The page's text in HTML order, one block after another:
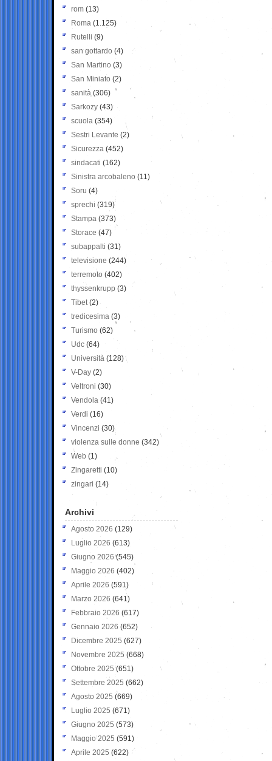
rom (13)
Roma (1.125)
Rutelli (9)
san gottardo (4)
San Martino (3)
San Miniato (2)
sanità (306)
Sarkozy (43)
scuola (354)
Sestri Levante (2)
Sicurezza (452)
sindacati (162)
Sinistra arcobaleno (11)
Soru (4)
sprechi (319)
Stampa (373)
Storace (47)
subappalti (31)
televisione(244)
terremoto (402)
thyssenkrupp (3)
Tibet(2)
tredicesima (3)
Turismo (62)
Udc (64)
Università (128)
V-Day (2)
Veltroni (30)
Vendola (41)
Verdi (16)
Vincenzi (30)
violenza sulle donne (342)
Web (1)
Zingaretti (10)
zingari (14)
Archivi
Agosto 2026 (129)
Luglio 2026 (613)
Giugno 2026 (545)
Maggio 2026 (402)
Aprile 2026 (591)
Marzo 2026 (641)
Febbraio 2026 (617)
Gennaio 2026 (652)
Dicembre 2025 (627)
Novembre 2025 (668)
Ottobre 2025 (651)
Settembre 2025 (662)
Agosto 2025 (669)
Luglio 2025 (671)
Giugno 2025 (573)
Maggio 2025 (591)
Aprile 2025 (622)